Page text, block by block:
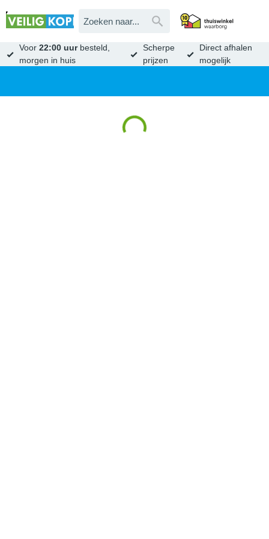
Voor22:00 uurbesteld,
morgen in huis
Scherpe
prijzen
Direct afhalen
mogelijk